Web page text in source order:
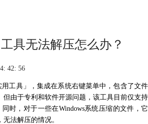
具无法解压怎么办？
42: 56
工具」，集成在系统右键菜单中，包含了文件
但由于专利和软件开源问题，该工具目前仅支持
时，对于一些在Windows系统压缩的文件，它
法解压的情况。